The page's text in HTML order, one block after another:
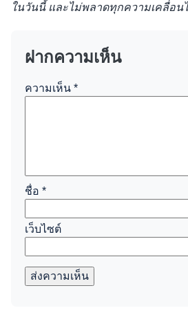
ในวันนี้ และไม่พลาดทุกความเคลื่อน
ฝากความเห็น
ความเห็น *
ชื่อ *
เว็บไซต์
ส่งความเห็น